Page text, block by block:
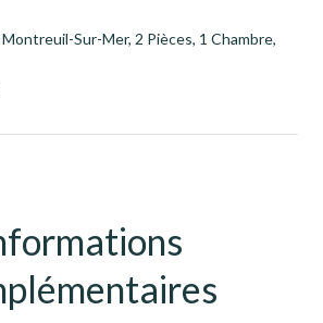
Sur-Mer, 2 Pièces, 1 Chambre,